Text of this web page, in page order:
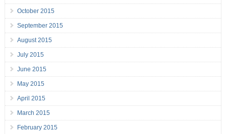
October 2015
September 2015
August 2015
July 2015
June 2015
May 2015
April 2015
March 2015
February 2015